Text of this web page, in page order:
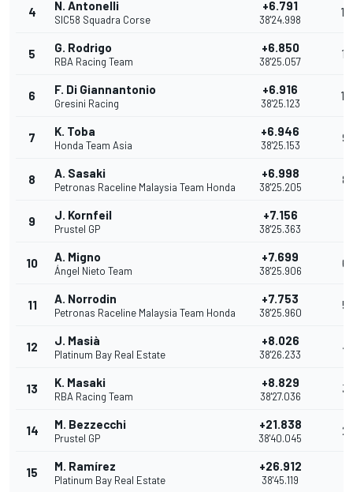
4 N. Antonelli
SIC58 Squadra Corse
+6.791
38'24.998
13
5 G. Rodrigo
RBA Racing Team
+6.850
38'25.057
11
6 F. Di Giannantonio
Gresini Racing
+6.916
38'25.123
10
7 K. Toba
Honda Team Asia
+6.946
38'25.153
9
8 A. Sasaki
Petronas Raceline Malaysia Team Honda
+6.998
38'25.205
8
9 J. Kornfeil
Prustel GP
+7.156
38'25.363
10 A. Migno
Ángel Nieto Team
+7.699
38'25.906
6
11 A. Norrodin
Petronas Raceline Malaysia Team Honda
+7.753
38'25.960
5
12 J. Masià
Platinum Bay Real Estate
+8.026
38'26.233
4
13 K. Masaki
RBA Racing Team
+8.829
38'27.036
3
14 M. Bezzecchi
Prustel GP
+21.838
38'40.045
2
15 M. Ramírez
Platinum Bay Real Estate
+26.912
38'45.119